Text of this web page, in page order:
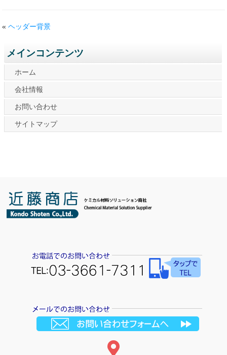
«ヘッダー背景
メインコンテンツ
ホーム
会社情報
お問い合わせ
サイトマップ